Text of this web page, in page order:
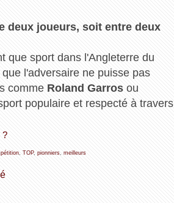
deux joueurs, soit entre deux
que sport dans l'Angleterre du
l'adversaire ne puisse pas
comme Roland Garrosou
populaire et respecté à travers
?
, TOP, pionniers, meilleurs